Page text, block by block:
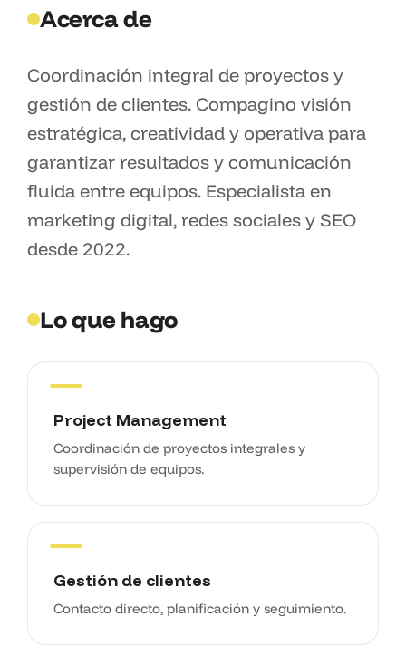
Acerca de
Coordinación integral de proyectos y
gestión de clientes. Compagino visión
estratégica, creatividad y operativa para
garantizar resultados y comunicación
fluida entre equipos. Especialista en
marketing digital, redes sociales y SEO
desde 2022.
Lo que hago
Project Management
Coordinación de proyectos integrales y
supervisión de equipos.
Gestión de clientes
Contacto directo, planificación y seguimiento.